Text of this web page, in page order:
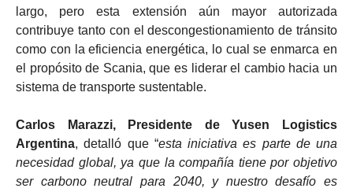
largo, pero esta extensión aún mayor autorizada
contribuye tanto con el descongestionamiento de tránsito
como con la eficiencia energética, lo cual se enmarca en
el propósito de Scania, que es liderar el cambio hacia un
sistema de transporte sustentable.
Carlos Marazzi, Presidente de Yusen Logistics
Argentina, detalló que “esta iniciativa es parte de una
necesidad global, ya que la compañía tiene por objetivo
ser carbono neutral para 2040, y nuestro desafío es